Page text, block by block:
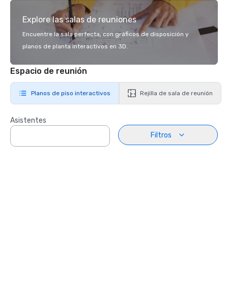
Explore las salas de reuniones
Encuentre la sala perfecta, con gráficos de disposición y
planos de planta interactivos en 3D.
Espacio de reunión
Planos de piso interactivos Rejilla de sala de reunión
Asistentes
Filtros